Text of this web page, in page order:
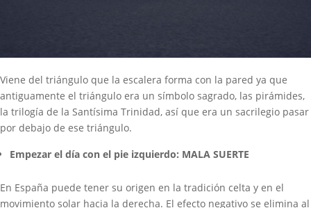
Viene del triángulo que la escalera forma con la pared ya que
antiguamente el triángulo era un símbolo sagrado, las pirámides,
la trilogía de la Santísima Trinidad, así que era un sacrilegio pasar
por debajo de ese triángulo.
Empezar el día con el pie izquierdo: MALA SUERTE
En España puede tener su origen en la tradición celta y en el
movimiento solar hacia la derecha. El efecto negativo se elimina al